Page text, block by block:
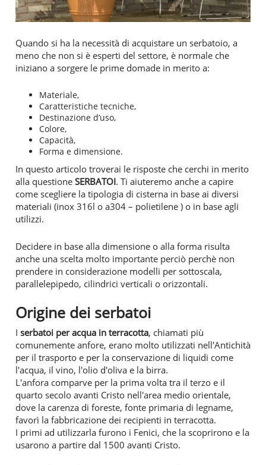
Quando si ha la necessità di acquistare un serbatoio, a
meno che non si è esperti del settore, è normale che
iniziano a sorgere le prime domade in merito a:
Materiale,
Caratteristiche tecniche,
Destinazione d’uso,
Colore,
Capacità,
Forma e dimensione.
In questo articolo troverai le risposte che cerchi in merito
alla questione SERBATOI. Ti aiuteremo anche a capire
come scegliere la tipologia di cisterna in base ai diversi
materiali (inox 316l o a304 – polietilene ) o in base agli
utilizzi.
Decidere in base alla dimensione o alla forma risulta
anche una scelta molto importante perciò perchè non
prendere in considerazione modelli per sottoscala,
parallelepipedo, cilindrici verticali o orizzontali.
Origine dei serbatoi
I serbatoi per acqua in terracotta, chiamati più
comunemente anfore, erano molto utilizzati nell'Antichità
per il trasporto e per la conservazione di liquidi come
l'acqua, il vino, l'olio d'oliva e la birra.
L'anfora comparve per la prima volta tra il terzo e il
quarto secolo avanti Cristo nell'area medio orientale,
dove la carenza di foreste, fonte primaria di legname,
favorì la fabbricazione dei recipienti in terracotta.
I primi ad utilizzarla furono i Fenici, che la scoprirono e la
usarono a partire dal 1500 avanti Cristo.